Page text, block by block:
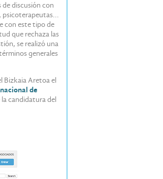
discusión con
psicoterapeutas...
con este tipo de
que rechaza las
se realizó una
generales
Bizkaia Aretoa el
de
candidatura del